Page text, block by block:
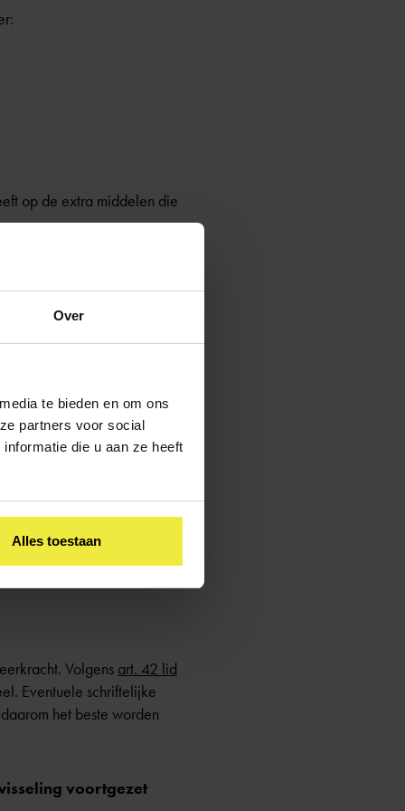
Over
te bieden en om ons
partners voor social
die u aan ze heeft
Alles toestaan
op de extra middelen die
rapport te
of te verwijderen. De
over de
wel vragen om hun
nodig voor het doel: het
school het advies
Volgens art. 42 lid
Eventuele schriftelijke
het beste worden
voortgezet